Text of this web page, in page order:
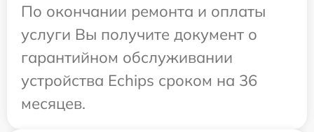
По окончании ремонта и оплаты
услуги Вы получите документ о
гарантийном обслуживании
устройства Echips сроком на 36
месяцев.